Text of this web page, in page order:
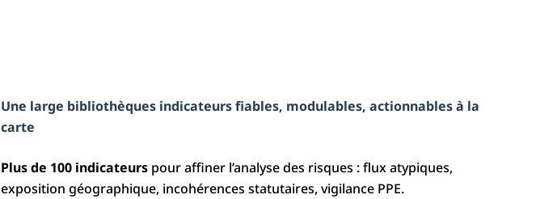
Une large bibliothèques indicateurs fiables, modulables, actionnables à la
carte
Plus de 100 indicateurs pour affiner l’analyse des risques : flux atypiques,
exposition géographique, incohérences statutaires, vigilance PPE.